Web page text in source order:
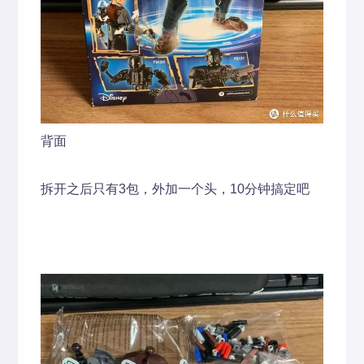
背面
拆开之后只有3包，外加一个头，10分钟搞定吧